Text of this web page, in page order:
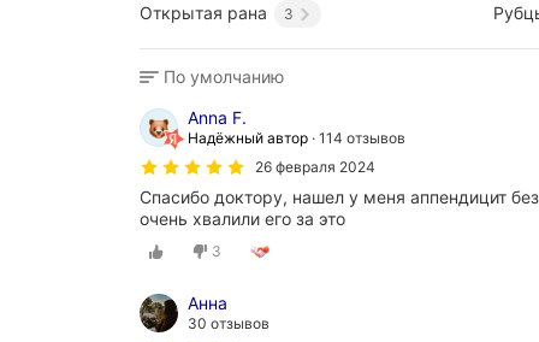
Открытая рана 3
По умолчанию
Anna F.
Надёжный автор 114 отзывов
26 февраля 2024
Спасибо доктору, нашел у меня аппендицит
очень хвалили его за это
3
Анна
30 отзывов